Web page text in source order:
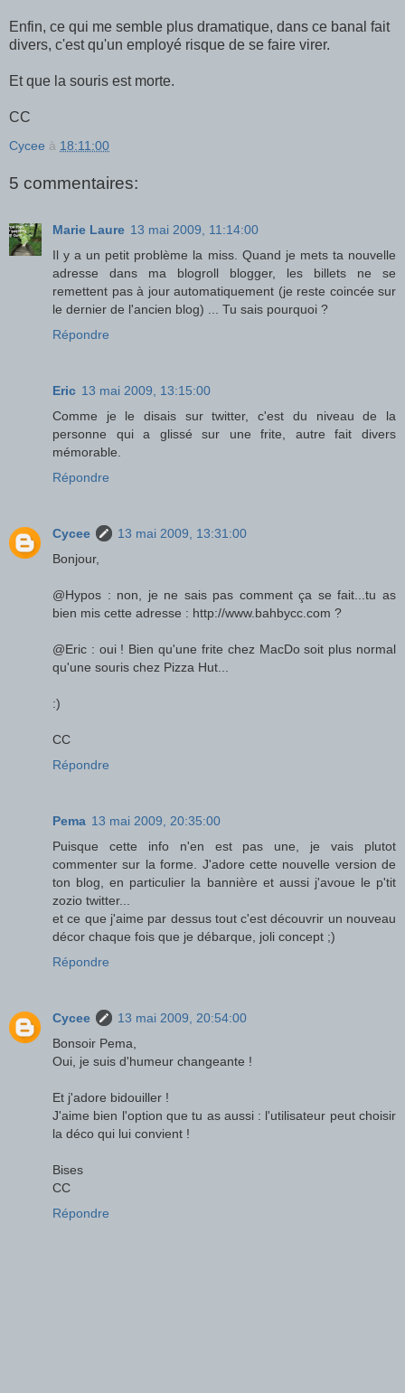
Enfin, ce qui me semble plus dramatique, dans ce banal fait
divers, c'est qu'un employé risque de se faire virer.
Et que la souris est morte.
CC
Cycee à 18:11:00
5 commentaires:
Marie Laure 13 mai 2009, 11:14:00
Il y a un petit problème la miss. Quand je mets ta nouvelle
adresse dans ma blogroll blogger, les billets ne se
remettent pas à jour automatiquement (je reste coincée sur
le dernier de l'ancien blog) ... Tu sais pourquoi ?
Répondre
Eric 13 mai 2009, 13:15:00
Comme je le disais sur twitter, c'est du niveau de la
personne qui a glissé sur une frite, autre fait divers
mémorable.
Répondre
Cycee
13 mai 2009, 13:31:00
Bonjour,
@Hypos : non, je ne sais pas comment ça se fait...tu as
bien mis cette adresse : http://www.bahbycc.com ?
@Eric : oui ! Bien qu'une frite chez MacDo soit plus normal
qu'une souris chez Pizza Hut...
:)
CC
Répondre
Pema 13 mai 2009, 20:35:00
Puisque cette info n'en est pas une, je vais plutot
commenter sur la forme. J'adore cette nouvelle version de
ton blog, en particulier la bannière et aussi j'avoue le p'tit
zozio twitter...
et ce que j'aime par dessus tout c'est découvrir un nouveau
décor chaque fois que je débarque, joli concept ;)
Répondre
Cycee
13 mai 2009, 20:54:00
Bonsoir Pema,
Oui, je suis d'humeur changeante !
Et j'adore bidouiller !
J'aime bien l'option que tu as aussi : l'utilisateur peut choisir
la déco qui lui convient !
Bises
CC
Répondre